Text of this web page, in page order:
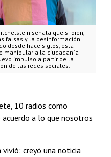
señala que si bien,
falsas y la desinformación
desde hace siglos, esta
manipular a la ciudadanía
impulso a partir de la
de las redes sociales.
10 radios como
a lo que nosotros
creyó una noticia